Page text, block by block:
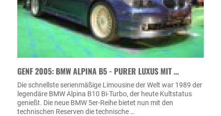
GENF 2005: BMW ALPINA B5 - PURER LUXUS MIT …
Die schnellste serienmäßige Limousine der Welt war 1989 der
legendäre BMW Alpina B10 Bi-Turbo, der heute Kultstatus
genießt. Die neue BMW 5er-Reihe bietet nun mit den
technischen Reserven die technische …